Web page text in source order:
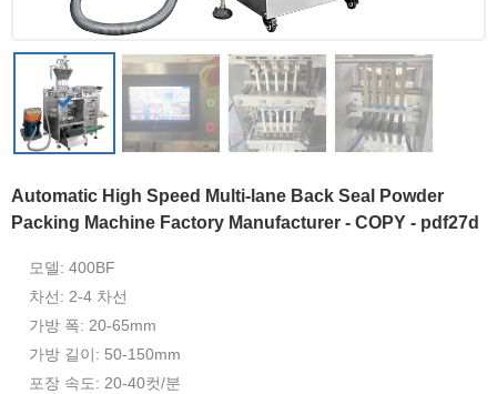
Automatic High Speed Multi-lane Back Seal Powder
Packing Machine Factory Manufacturer - COPY - pdf27d
모델: 400BF
차선: 2-4 차선
가방 폭: 20-65mm
가방 길이: 50-150mm
포장 속도: 20-40컷/분